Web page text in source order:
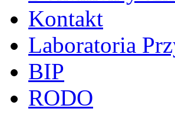
Kontakt
Laboratoria
BIP
RODO